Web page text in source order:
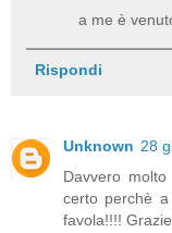
a me è
Rispondi
Unknown 28
Davvero
certo perchè
favola!!!!